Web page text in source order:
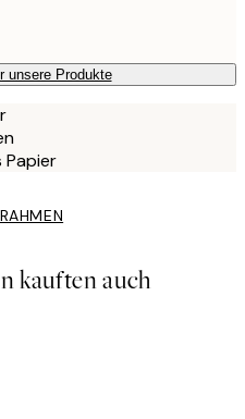
unsere Produkte
kauften auch